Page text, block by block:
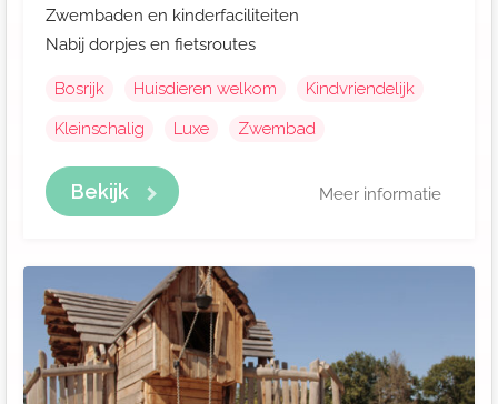
Zwembaden en kinderfaciliteiten
Nabij dorpjes en fietsroutes
Bosrijk Huisdieren welkom
Kindvriendelijk
Kleinschalig
Luxe Zwembad
Bekijk Meer informatie